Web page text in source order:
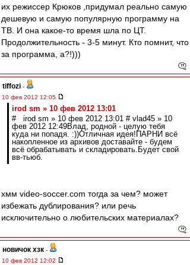
их режиссер Крюков ,придумал реально самую
дешевую и самую популярную программу на
ТВ. И она какое-то время шла по ЦТ.
Продолжительность - 3-5 минут. Кто помнит, что
за программа, а?!)))
tiffozi -
10 фев 2012 12:05
irod sm » 10 фев 2012 13:01
# irod sm » 10 фев 2012 13:01 # vlad45 » 10
фев 2012 12:49Влад, родной - целую тебя
куда ни попадя. :))Отличная идея!ПАРНИ всё
накопленное из архивов доставайте - будем
всё обрабатывать и складировать.Будет свой
вв-тьюб.
хмм video-soccer.com тогда за чем? может
избежать дублирования? или речь
исключительно о любительских материалах?
новичок хзк -
10 фев 2012 12:02